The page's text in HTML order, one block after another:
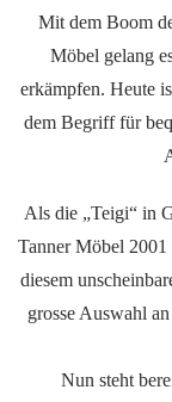
Mit dem Boom
Möbel gelang
erkämpfen. Heute
dem Begriff für
Als die „Teigi“ in
Tanner Möbel 2001
diesem
grosse Auswahl
Nun steht